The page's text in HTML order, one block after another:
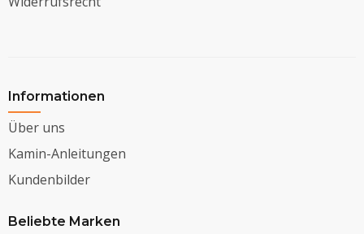
Informationen
Über uns
Kamin-Anleitungen
Kundenbilder
Beliebte Marken